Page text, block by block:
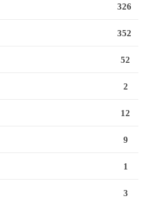
326
352
52
2
12
9
1
3